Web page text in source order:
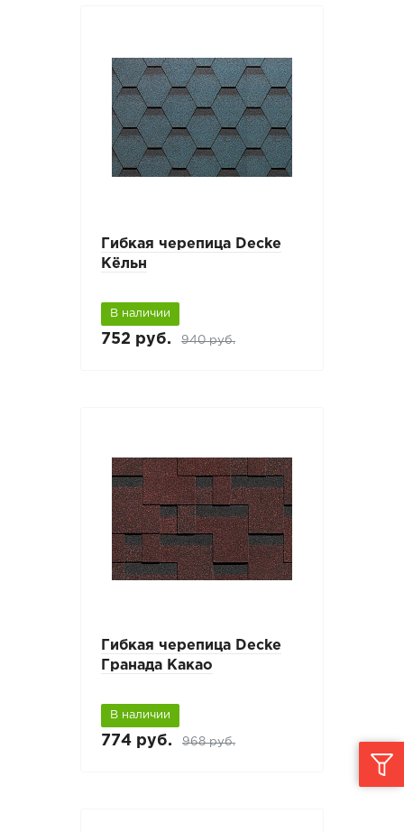
Гибкая черепица Decke
Кёльн
В наличии
752 руб. 940 руб.
Гибкая черепица Decke
Гранада Какао
В наличии
774 руб. 968 руб.